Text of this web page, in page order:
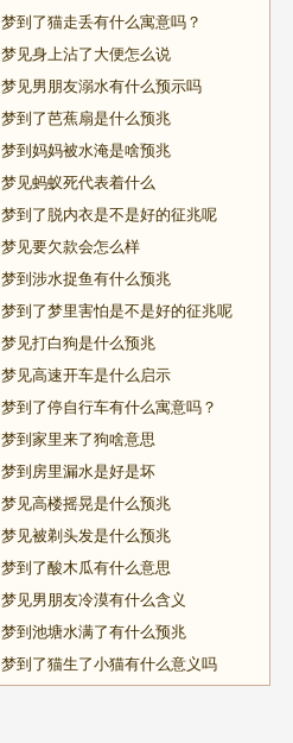
梦到了猫走丢有什么寓意吗？
梦见身上沾了大便怎么说
梦见男朋友溺水有什么预示吗
梦到了芭蕉扇是什么预兆
梦到妈妈被水淹是啥预兆
梦见蚂蚁死代表着什么
梦到了脱内衣是不是好的征兆呢
梦见要欠款会怎么样
梦到涉水捉鱼有什么预兆
梦到了梦里害怕是不是好的征兆呢
梦见打白狗是什么预兆
梦见高速开车是什么启示
梦到了停自行车有什么寓意吗？
梦到家里来了狗啥意思
梦到房里漏水是好是坏
梦见高楼摇晃是什么预兆
梦见被剃头发是什么预兆
梦到了酸木瓜有什么意思
梦见男朋友冷漠有什么含义
梦到池塘水满了有什么预兆
梦到了猫生了小猫有什么意义吗